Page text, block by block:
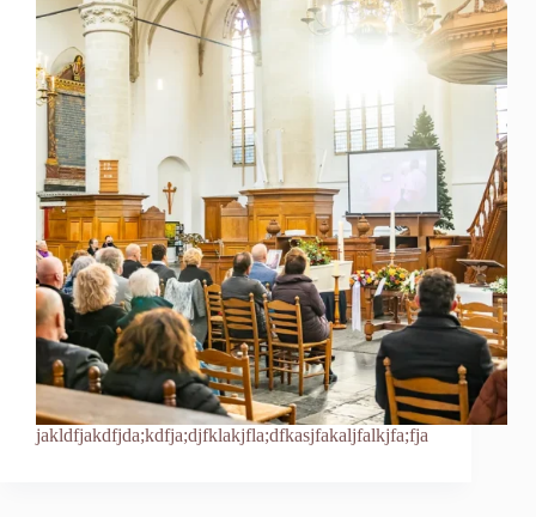
jakldfjakdfjda;kdfja;djfklakjfla;dfkasjfakaljfalkjfa;fja